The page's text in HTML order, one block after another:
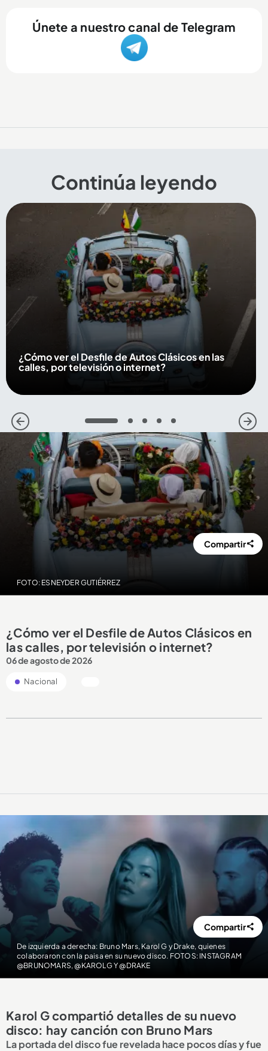
Únete a nuestro canal de Telegram
Continúa leyendo
¿Cómo ver el Desfile de Autos Clásicos en las
calles, por televisión o internet?
1 2 3 4 5
FOTO: ESNEYDER GUTIÉRREZ
Compartir
¿Cómo ver el Desfile de Autos Clásicos en
las calles, por televisión o internet?
06 de agosto de 2026
Nacional
De izquierda a derecha: Bruno Mars, Karol G y Drake, quienes
colaboraron con la paisa en su nuevo disco. FOTOS: INSTAGRAM
@BRUNOMARS, @KAROLG Y @DRAKE
Compartir
Karol G compartió detalles de su nuevo
disco: hay canción con Bruno Mars
La portada del disco fue revelada hace pocos días y fue